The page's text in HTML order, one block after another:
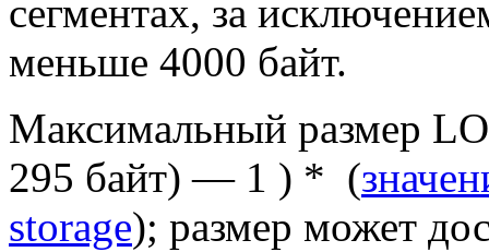
сегментах, за
меньше 4000 байт.
Максимальный размер
295 байт) — 1 ) * (
storage); размер может